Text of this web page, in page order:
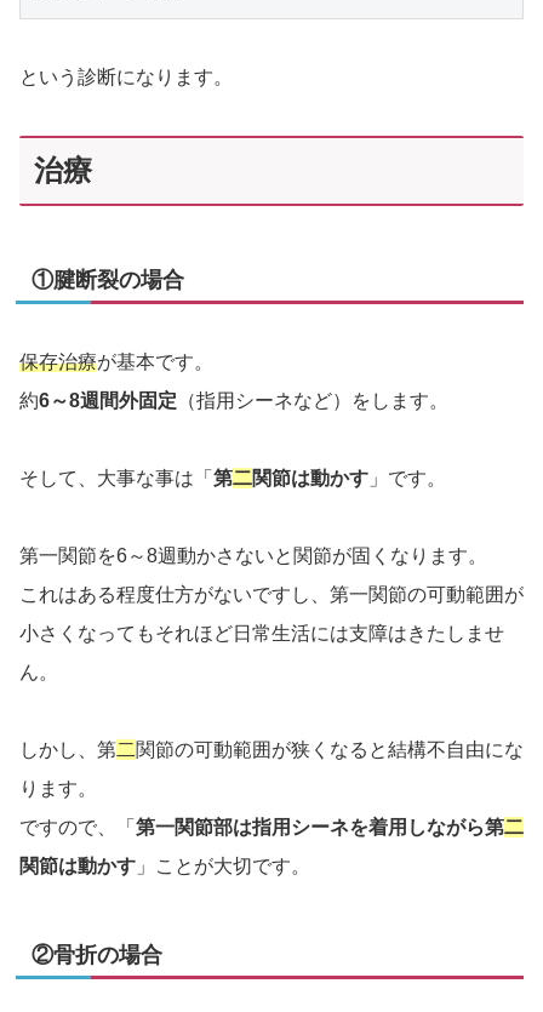
という診断になります。
治療
①腱断裂の場合
保存治療が基本です。
約6～8週間外固定 （指用シーネなど）をします。
そして、大事な事は「 第二関節は動かす 」です。
第一関節を6～8週動かさないと関節が固くなります。
これはある程度仕方がないですし、第一関節の可動範囲が
小さくなってもそれほど日常生活には支障はきたしませ
ん。
しかし、第二関節の可動範囲が狭くなると結構不自由にな
ります。
ですので、「 第一関節部は指用シーネを着用しながら第二
関節は動かす 」ことが大切です。
②骨折の場合